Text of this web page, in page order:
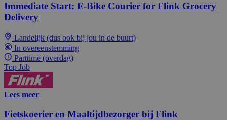
Immediate Start: E-Bike Courier for Flink Grocery
Delivery
Landelijk (dus ook bij jou in de buurt)
In overeenstemming
Parttime (overdag)
Top Job
Lees meer
Fietskoerier en Maaltijdbezorger bij Flink